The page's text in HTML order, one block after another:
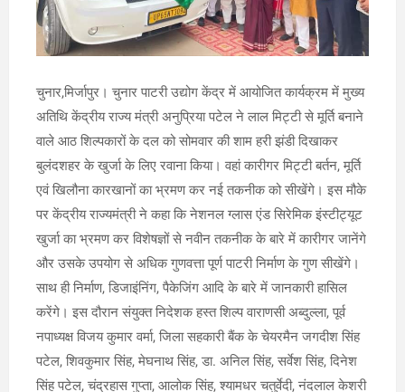
चुनार,मिर्जापुर। चुनार पाटरी उद्योग केंद्र में आयोजित कार्यक्रम में मुख्य
अतिथि केंद्रीय राज्य मंत्री अनुप्रिया पटेल ने लाल मिट्टी से मूर्ति बनाने
वाले आठ शिल्पकारों के दल को सोमवार की शाम हरी झंडी दिखाकर
बुलंदशहर के खुर्जा के लिए रवाना किया। वहां कारीगर मिट्टी बर्तन, मूर्ति
एवं खिलौना कारखानों का भ्रमण कर नई तकनीक को सीखेंगे। इस मौके
पर केंद्रीय राज्यमंत्री ने कहा कि नेशनल ग्लास एंड सिरेमिक इंस्टीट्यूट
खुर्जा का भ्रमण कर विशेषज्ञों से नवीन तकनीक के बारे में कारीगर जानेंगे
और उसके उपयोग से अधिक गुणवत्ता पूर्ण पाटरी निर्माण के गुण सीखेंगे।
साथ ही निर्माण, डिजाइंनिंग, पैकेजिंग आदि के बारे में जानकारी हासिल
करेंगे। इस दौरान संयुक्त निदेशक हस्त शिल्प वाराणसी अब्दुल्ला, पूर्व
नपाध्यक्ष विजय कुमार वर्मा, जिला सहकारी बैंक के चेयरमैन जगदीश सिंह
पटेल, शिवकुमार सिंह, मेघनाथ सिंह, डा. अनिल सिंह, सर्वेश सिंह, दिनेश
सिंह पटेल, चंद्रहास गुप्ता, आलोक सिंह, श्यामधर चतुर्वेदी, नंदलाल केशरी